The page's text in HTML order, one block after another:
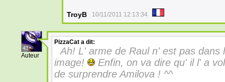
TroyB 10/11/2011 12:13:34
41
Auteur
PizzaCat a dit:
Ah! L' arme de Raul n' est pas dans
image!
Enfin, on va dire qu' il l' a
de surprendre Amilova ! ^^